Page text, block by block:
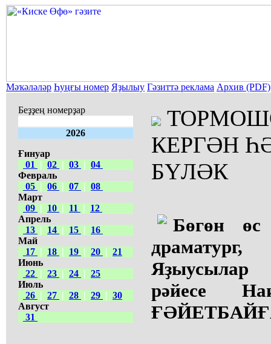
Мәҡәләләр Һуңғы номер Яҙылыу Гәзиттә реклама Архив (PDF)
Беҙҙең номерҙар
2026
Ғинуар
01
| 02 | 03 | 04
Февраль
05 | 06 | 07 | 08
Март
09 | 10 | 11 |
12
Апрель
13 | 14 | 15 |
16
Май
17 | 18 | 19 | 20 | 21
Июнь
22 | 23 | 24 | 25
Июль
26 | 27 | 28 | 29 | 30
Август
31
КЕРГӘН
БҮЛӘК
Бөгөн өс
Яҙыусылар
рәйесе